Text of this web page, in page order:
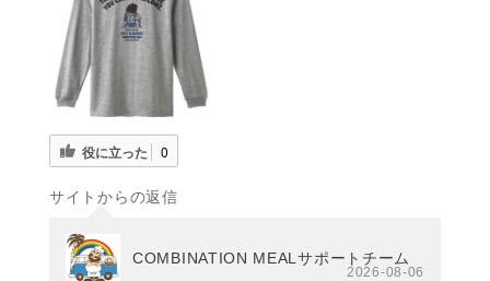
役に立った 0
サイトからの返信
COMBINATION MEALサポートチーム
2026-08-06